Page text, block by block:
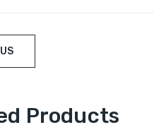
Products